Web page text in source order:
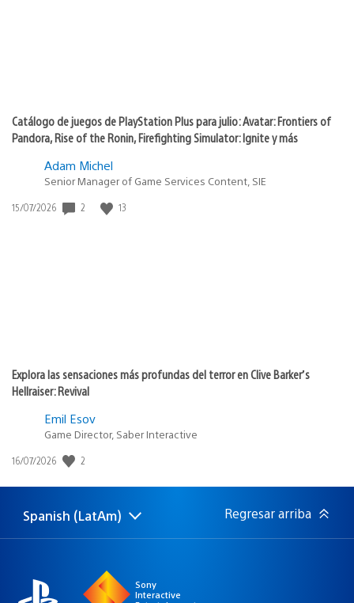
Catálogo de juegos de PlayStation Plus para julio: Avatar: Frontiers of
Pandora, Rise of the Ronin, Firefighting Simulator: Ignite y más
Adam Michel
Senior Manager of Game Services Content, SIE
Fecha
15/07/2026 2 13
Explora las sensaciones más profundas del terror en Clive Barker’s
Hellraiser: Revival
Emil Esov
Game Director, Saber Interactive
Fecha
publicación:
16/07/2026 2
Elige
una
Región
actual:
Spanish (LatAm) Regresar arriba
Sony
Interactive